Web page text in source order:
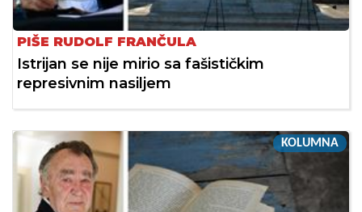
PIŠE RUDOLF FRANČULA
Istrijan se nije mirio sa fašističkim
represivnim nasiljem
KOLUMNA